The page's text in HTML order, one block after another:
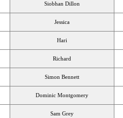
Siobhan Dillon
Jessica
Hari
Richard
Simon Bennett
Dominic Montgomery
Sam Grey